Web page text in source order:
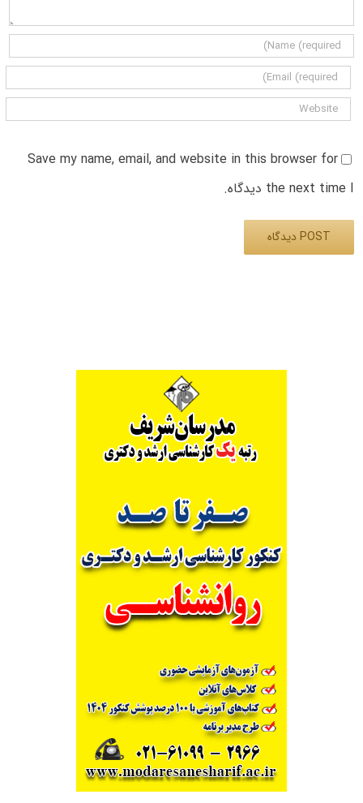
Save my name, email, and website in this browser for
the next time I دیدگاه.